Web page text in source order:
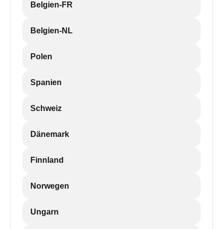
Belgien-FR
Belgien-NL
Polen
Spanien
Schweiz
Dänemark
Finnland
Norwegen
Ungarn